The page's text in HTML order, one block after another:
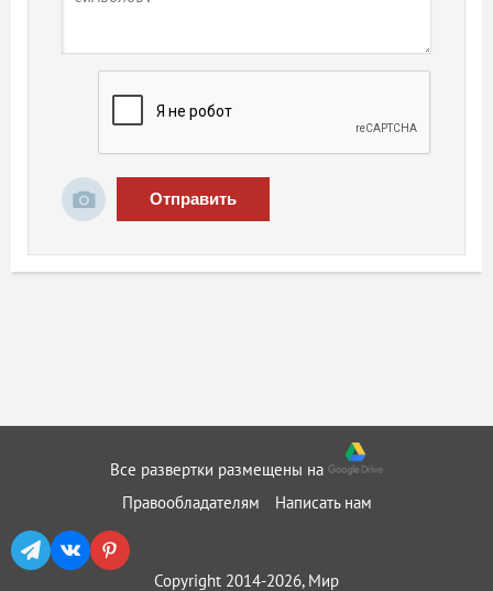
Отправить
Все развертки размещены на
Правообладателям
Написать нам
Copyright 2014-2026, Мир